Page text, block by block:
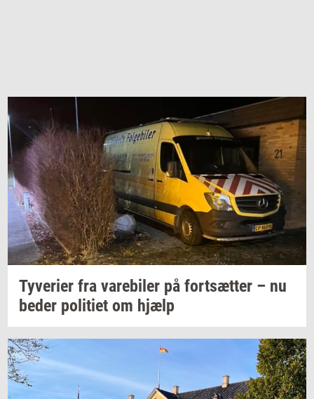
Ty­ve­ri­er fra va­re­bi­ler på fort­sæt­ter – nu
beder po­li­ti­et om hjælp